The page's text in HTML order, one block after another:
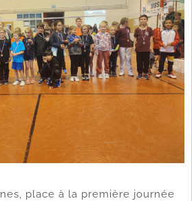
place à la première journée